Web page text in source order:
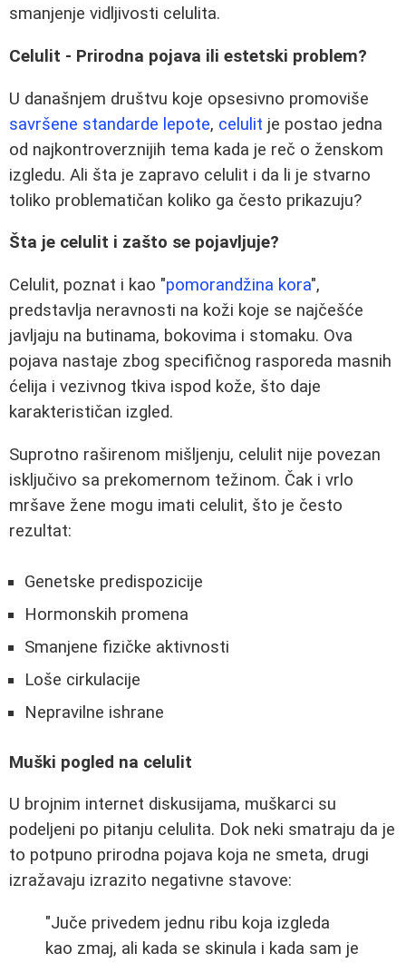
smanjenje vidljivosti celulita.
Celulit - Prirodna pojava ili estetski problem?
U današnjem društvu koje opsesivno promoviše
savršene standarde lepote, celulit je postao jedna
od najkontroverznijih tema kada je reč o ženskom
izgledu. Ali šta je zapravo celulit i da li je stvarno
toliko problematičan koliko ga često prikazuju?
Šta je celulit i zašto se pojavljuje?
Celulit, poznat i kao "pomorandžina kora",
predstavlja neravnosti na koži koje se najčešće
javljaju na butinama, bokovima i stomaku. Ova
pojava nastaje zbog specifičnog rasporeda masnih
ćelija i vezivnog tkiva ispod kože, što daje
karakterističan izgled.
Suprotno raširenom mišljenju, celulit nije povezan
isključivo sa prekomernom težinom. Čak i vrlo
mršave žene mogu imati celulit, što je često
rezultat:
Genetske predispozicije
Hormonskih promena
Smanjene fizičke aktivnosti
Loše cirkulacije
Nepravilne ishrane
Muški pogled na celulit
U brojnim internet diskusijama, muškarci su
podeljeni po pitanju celulita. Dok neki smatraju da je
to potpuno prirodna pojava koja ne smeta, drugi
izražavaju izrazito negativne stavove:
"Juče privedem jednu ribu koja izgleda
kao zmaj, ali kada se skinula i kada sam je